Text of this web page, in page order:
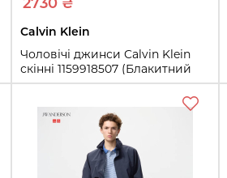
Calvin Klein
Чоловічі джинси Calvin Klein
скінні 1159918507 (Блакитний
32W 30L)
32W 30L
33W 32L
36W 32L
Купить